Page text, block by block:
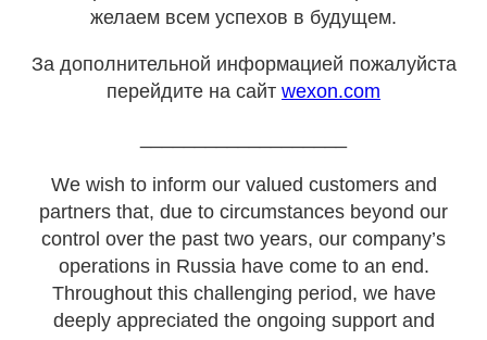
желаем всем успехов в будущем.
За дополнительной информацией пожалуйста
перейдите на сайт wexon.com
We wish to inform our valued customers and
partners that, due to circumstances beyond our
control over the past two years, our company’s
operations in Russia have come to an end.
Throughout this challenging period, we have
deeply appreciated the ongoing support and